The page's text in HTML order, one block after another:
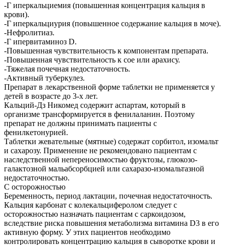
-Г иперкальциемия (повышенная концентрация кальция в
крови).
-Г иперкальциурия (повышенное содержание кальция в моче).
-Нефролитиаз.
-Г ипервитаминоз D.
-Повышенная чувствительность к компонентам препарата.
-Повышенная чувствительность к сое или арахису.
-Тяжелая почечная недостаточность.
-Активный туберкулез.
Препарат в лекарственной форме таблетки не применяется у
детей в возрасте до 3-х лет.
Кальций-Дз Никомед содержит аспартам, который в
организме трансформируется в фенилаланин. Поэтому
препарат не должны принимать пациенты с
фенилкетонурией.
Таблетки жевательные (мятные) содержат сорбитол, изомальт
и сахарозу. Применение не рекомендовано пациентам с
наследственной непереносимостью фруктозы, глюкозо-
галактозной мальабсорбцией или сахаразо-изомальтазной
недостаточностью.
С осторожностью
Беременность, период лактации, почечная недостаточность.
Кальция карбонат с колекальциферолом следует с
осторожностью назначать пациентам с саркоидозом,
вследствие риска повышения метаболизма витамина D3 в его
активную форму. У этих пациентов необходимо
контролировать концентрацию кальция в сыворотке крови и